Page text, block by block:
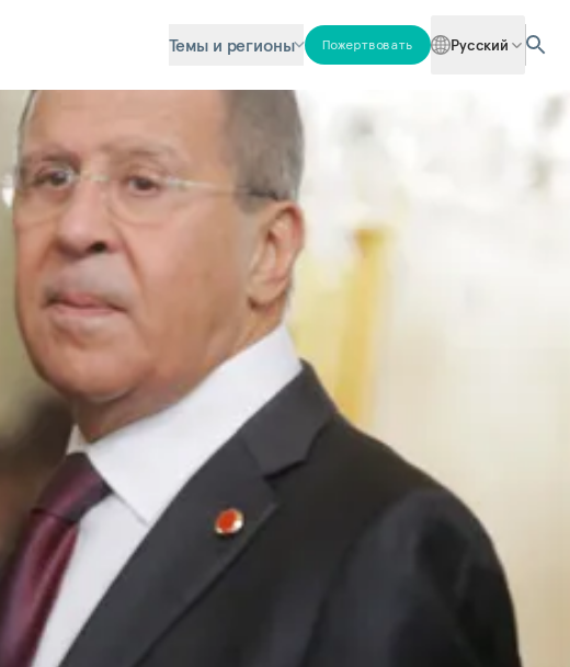
Темы и регионы Пожертвовать Русский